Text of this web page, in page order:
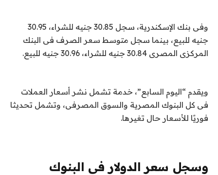
وفى بنك الإسكندرية، سجل 30.85 جنيه للشراء، 30.95
جنيه للبيع، بينما سجل متوسط سعر الصرف فى البنك
المركزى المصرى 30.84 جنيه للشراء، 30.96 جنيه للبيع.
ويقدم “اليوم السابع”، خدمة تشمل نشر أسعار العملات
فى كل البنوك المصرية والسوق المصرفى، وتشمل تحديثا
فوريًا للأسعار حال تغيرها.
وسجل سعر الدولار فى البنوك